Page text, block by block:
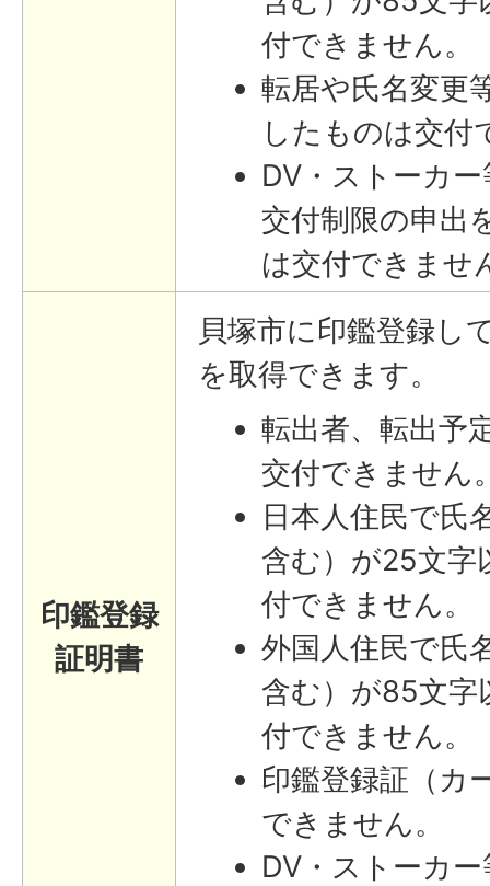
付できません。
転居や氏名変更
したものは交付
DV・ストーカ
交付制限の申出
は交付できませ
印鑑登録
証明書
貝塚市に印鑑登録し
を取得できます。
転出者、転出予
交付できません
日本人住民で氏
含む）が25文字
付できません。
外国人住民で氏
含む）が85文字
付できません。
印鑑登録証（カ
できません。
DV・ストーカ